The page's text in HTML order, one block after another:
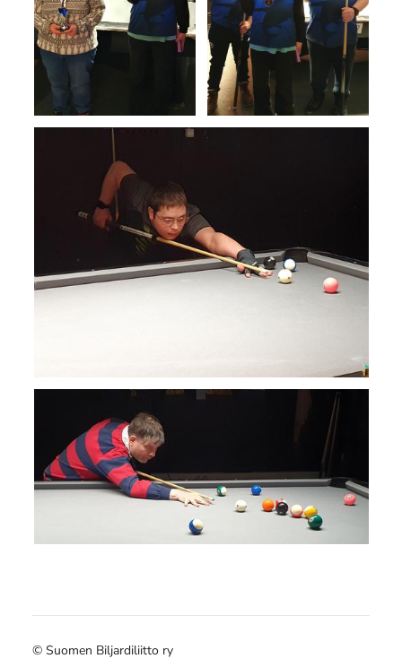
© Suomen Biljardiliitto ry